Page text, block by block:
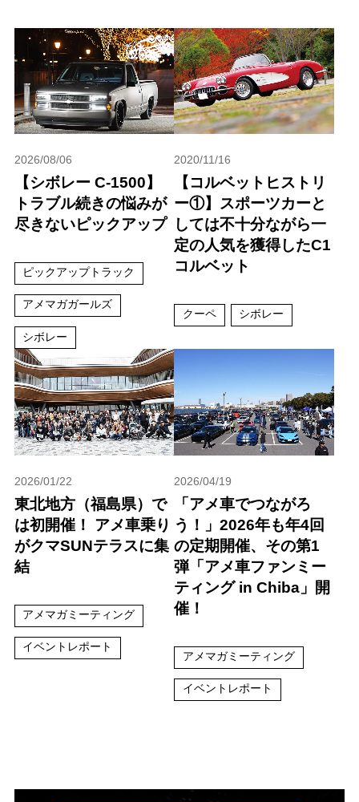
2026/08/06
【シボレー C-1500】
トラブル続きの悩みが
尽きないピックアップ
ピックアップトラック
アメマガガールズ
シボレー
2020/11/16
【コルベットヒストリ
ー①】スポーツカーと
しては不十分ながら一
定の人気を獲得したC1
コルベット
クーペ シボレー
2026/01/22
東北地方（福島県）で
は初開催！ アメ車乗り
がクマSUNテラスに集
結
アメマガミーティング
イベントレポート
2026/04/19
「アメ車でつながろ
う！」2026年も年4回
の定期開催、その第1
弾「アメ車ファンミー
ティング in Chiba」開
催！
アメマガミーティング
イベントレポート